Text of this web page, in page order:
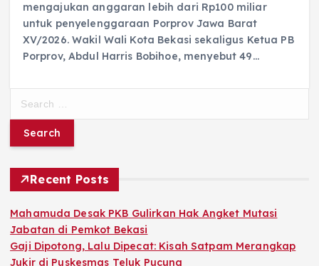
mengajukan anggaran lebih dari Rp100 miliar
untuk penyelenggaraan Porprov Jawa Barat
XV/2026. Wakil Wali Kota Bekasi sekaligus Ketua PB
Porprov, Abdul Harris Bobihoe, menyebut 49…
r
f
o
r
:
Recent Posts
Mahamuda Desak PKB Gulirkan Hak Angket Mutasi
Jabatan di Pemkot Bekasi
Gaji Dipotong, Lalu Dipecat: Kisah Satpam Merangkap
Jukir di Puskesmas Teluk Pucung